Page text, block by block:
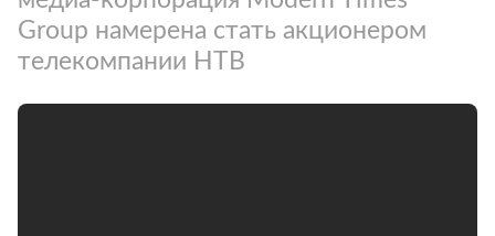
Group намерена стать акционером
телекомпании НТВ